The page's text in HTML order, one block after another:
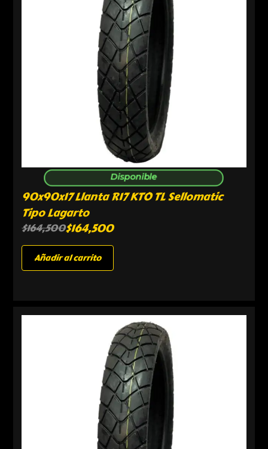
Disponible
90x90x17 Llanta R17 KTO TL Sellomatic
Tipo Lagarto
$164,500$164,500
Añadir al carrito